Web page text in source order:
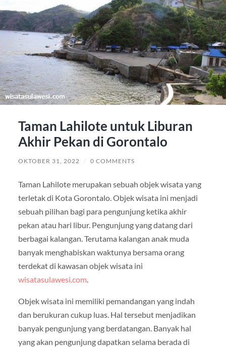
Taman Lahilote untuk Liburan
Akhir Pekan di Gorontalo
OKTOBER 31, 2022 / 0 COMMENTS
Taman Lahilote merupakan sebuah objek wisata yang
terletak di Kota Gorontalo. Objek wisata ini menjadi
sebuah pilihan bagi para pengunjung ketika akhir
pekan atau hari libur. Pengunjung yang datang dari
berbagai kalangan. Terutama kalangan anak muda
banyak menghabiskan waktunya bersama orang
terdekat di kawasan objek wisata ini
wisatasulawesi.com.
Objek wisata ini memiliki pemandangan yang indah
dan berukuran cukup luas. Hal tersebut menjadikan
banyak pengunjung yang berdatangan. Banyak hal
yang akan pengunjung dapatkan selama berada di